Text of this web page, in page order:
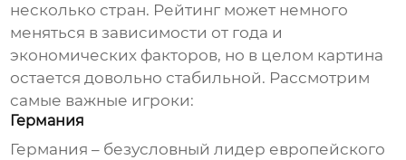
несколько стран. Рейтинг может немного
меняться в зависимости от года и
экономических факторов, но в целом картина
остается довольно стабильной. Рассмотрим
самые важные игроки:
Германия
Германия – безусловный лидер европейского